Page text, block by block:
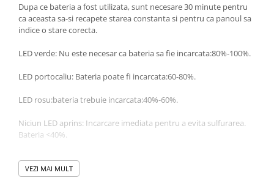
Dupa ce bateria a fost utilizata, sunt necesare 30 minute pentru
ca aceasta sa-si recapete starea constanta si pentru ca panoul sa
indice o stare corecta.
LED verde: Nu este necesar ca bateria sa fie incarcata:80%-100%.
LED portocaliu: Bateria poate fi incarcata:60-80%.
LED rosu:bateria trebuie incarcata:40%-60%.
Niciun LED aprins: Incarcare imediata pentru a evita sulfurarea.
Bateria <40%.
Specificatii tehnice:
VEZI MAI MULT